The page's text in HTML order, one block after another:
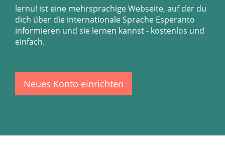
lernu! ist eine mehrsprachige Webseite, auf der du
dich über die internationale Sprache Esperanto
informieren und sie lernen kannst - kostenlos und
einfach.
Neues Konto einrichten